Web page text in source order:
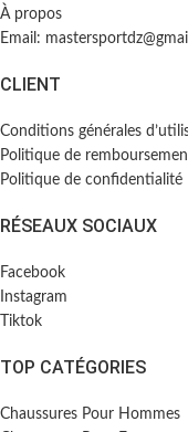
À propos
Email:
CLIENT
Conditions générales
Politique de
Politique de confidentialité
RÉSEAUX SOCIAUX
Facebook
Instagram
Tiktok
TOP CATÉGORIES
Chaussures Pour Hommes